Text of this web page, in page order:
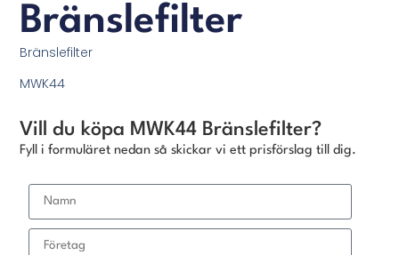
Bränslefilter
Bränslefilter
MWK44
Vill du köpa MWK44 Bränslefilter?
Fyll i formuläret nedan så skickar vi ett prisförslag till dig.